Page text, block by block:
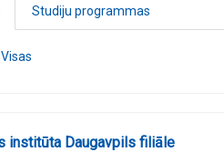
Studiju programmas
Visas
institūta Daugavpils filiāle